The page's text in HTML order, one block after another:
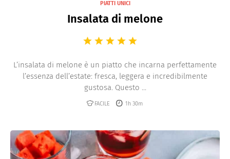
PIATTI UNICI
Insalata di melone
L’insalata di melone è un piatto che incarna perfettamente
l’essenza dell’estate: fresca, leggera e incredibilmente
gustosa. Questo ...
FACILE 1h 30m